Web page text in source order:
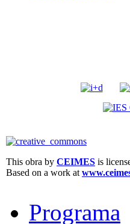
This obra by CEIMES is
Based on a work at
Programa